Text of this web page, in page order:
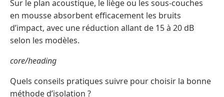
Sur le plan acoustique, le liège ou les sous-couches
en mousse absorbent efficacement les bruits
d’impact, avec une réduction allant de 15 à 20 dB
selon les modèles.
core/heading
Quels conseils pratiques suivre pour choisir la bonne
méthode d’isolation ?